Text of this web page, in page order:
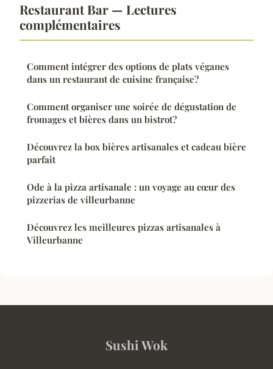
Restaurant Bar — Lectures
complémentaires
Comment intégrer des options de plats véganes
dans un restaurant de cuisine française?
Comment organiser une soirée de dégustation de
fromages et bières dans un bistrot?
Découvrez la box bières artisanales et cadeau bière
parfait
Ode à la pizza artisanale : un voyage au cœur des
pizzerias de villeurbanne
Découvrez les meilleures pizzas artisanales à
Villeurbanne
Sushi Wok